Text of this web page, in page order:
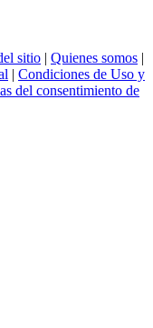
sitio | Quienes somos |
| Condiciones de Uso y
del consentimiento de